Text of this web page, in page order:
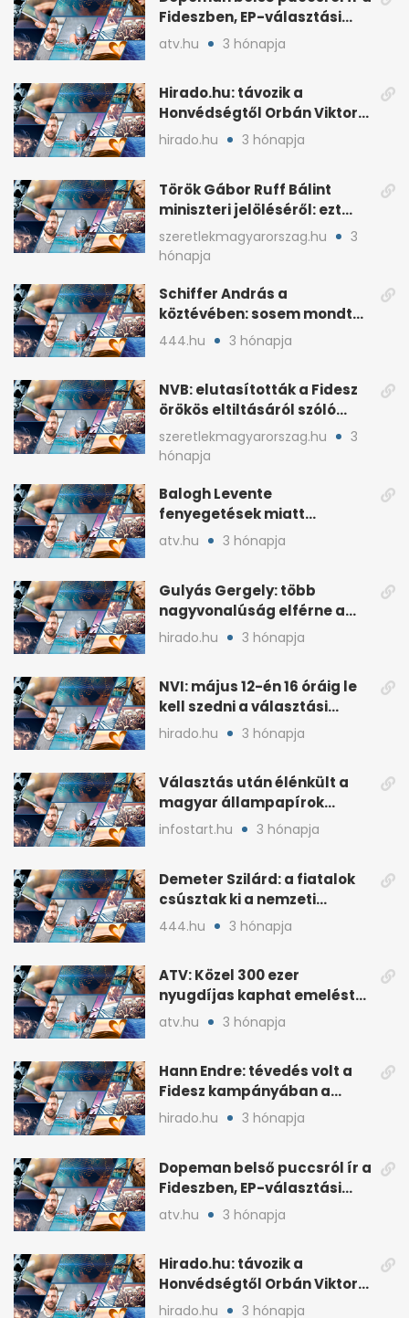
Fideszben, EP-választási
árral
atv.hu 3 hónapja
Hirado.hu: távozik a
Honvédségtől Orbán Viktor
fia, Orbán Gáspár
hirado.hu 3 hónapja
Török Gábor Ruff Bálint
miniszteri jelöléséről: ezt
írta a posztjában
szeretlekmagyarorszag.hu
3
hónapja
Schiffer András a
köztévében: sosem mondta,
ki fog nyerni
444.hu 3 hónapja
NVB: elutasították a Fidesz
örökös eltiltásáról szóló
népszavazást
szeretlekmagyarorszag.hu
3
hónapja
Balogh Levente
fenyegetések miatt
lemondta erdélyi előadás-
atv.hu 3 hónapja
Gulyás Gergely: több
nagyvonalúság elférne a
kétharmados győztesekben
hirado.hu 3 hónapja
NVI: május 12-én 16 óráig le
kell szedni a választási
plakátokat
hirado.hu 3 hónapja
Választás után élénkült a
magyar állampapírok
lakossági értékesítése
infostart.hu 3 hónapja
Demeter Szilárd: a fiatalok
csúsztak ki a nemzeti
kultúrából
444.hu 3 hónapja
ATV: Közel 300 ezer
nyugdíjas kaphat emelést
idén a Tisza terve szerint
atv.hu 3 hónapja
Hann Endre: tévedés volt a
Fidesz kampányában a
háborús veszély
hirado.hu 3 hónapja
Dopeman belső puccsról ír a
Fideszben, EP-választási
árral
atv.hu 3 hónapja
Hirado.hu: távozik a
Honvédségtől Orbán Viktor
fia, Orbán Gáspár
hirado.hu 3 hónapja